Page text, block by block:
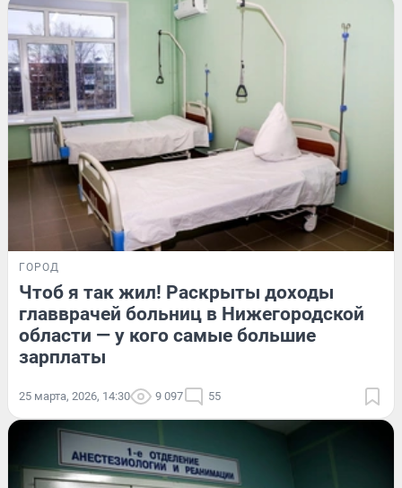
ГОРОД
Чтоб я так жил! Раскрыты доходы
главврачей больниц в Нижегородской
области — у кого самые большие
зарплаты
25 марта, 2026, 14:30 9 097 55